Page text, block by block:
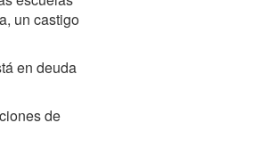
un castigo
en deuda
de